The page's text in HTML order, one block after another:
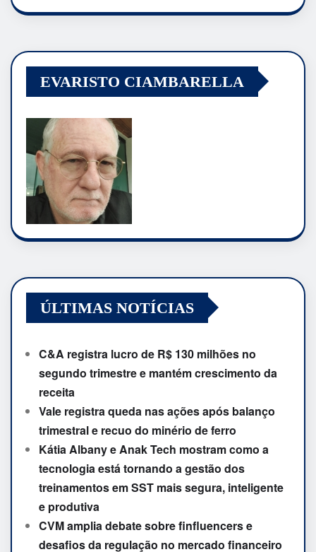
EVARISTO CIAMBARELLA
ÚLTIMAS NOTÍCIAS
C&A registra lucro de R$ 130 milhões no
segundo trimestre e mantém crescimento da
receita
Vale registra queda nas ações após balanço
trimestral e recuo do minério de ferro
Kátia Albany e Anak Tech mostram como a
tecnologia está tornando a gestão dos
treinamentos em SST mais segura, inteligente
e produtiva
CVM amplia debate sobre finfluencers e
desafios da regulação no mercado financeiro